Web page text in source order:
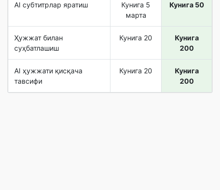
AI субтитрлар яратиш
Кунига 5
марта
Кунига 50
Ҳужжат билан
суҳбатлашиш
Кунига 20
Кунига
200
AI ҳужжати қисқача
тавсифи
Кунига 20
Кунига
200